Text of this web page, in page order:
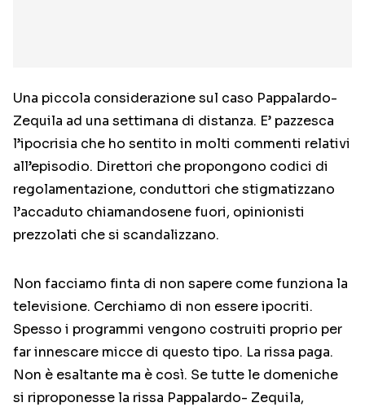
Una piccola considerazione sul caso Pappalardo-
Zequila ad una settimana di distanza. E’ pazzesca
l’ipocrisia che ho sentito in molti commenti relativi
all’episodio. Direttori che propongono codici di
regolamentazione, conduttori che stigmatizzano
l’accaduto chiamandosene fuori, opinionisti
prezzolati che si scandalizzano.
Non facciamo finta di non sapere come funziona la
televisione. Cerchiamo di non essere ipocriti.
Spesso i programmi vengono costruiti proprio per
far innescare micce di questo tipo. La rissa paga.
Non è esaltante ma è così. Se tutte le domeniche
si riproponesse la rissa Pappalardo- Zequila,